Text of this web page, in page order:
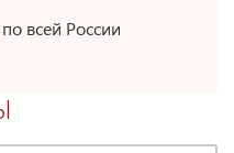
всей России